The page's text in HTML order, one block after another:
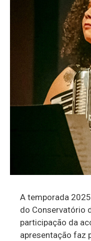
A temporada
do Conservatório
participação da
apresentação faz